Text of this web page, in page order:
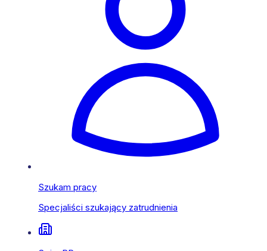
Szukam pracy
Specjaliści szukający zatrudnienia